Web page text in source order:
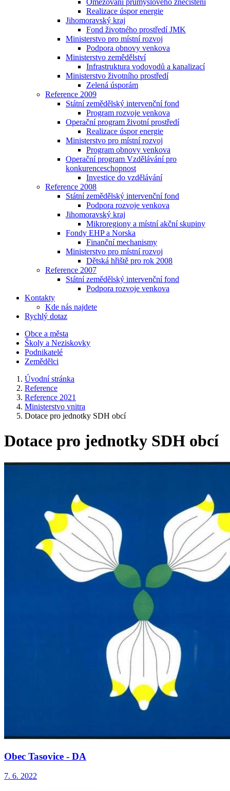
Omezování průmyslového znečištění
Realizace úspor energie
Jihomoravský kraj
Fond životného prostředí JMK
Ministerstvo pro místní rozvoj
Podpora obnovy venkova
Ministerstvo zemědělství
Infrastruktura vodovodů a kanalizací
Ministerstvo životního prostředí
Zelená úsporám
Reference 2009
Státní zemědělský intervenční fond
Program rozvoje venkova
Operační program životní prostředí
Realizace úspor energie
Ministerstvo pro místní rozvoj
Program obnovy venkova
Operační program Vzdělávání pro
konkurenceschopnost
Investice do vzdělávání
Reference 2008
Státní zemědělský intervenční fond
Podpora rozvoje venkova
Jihomoravský kraj
Mikroregiony a místní akční skupiny
Fondy EHP a Norska
Finanční mechanismy
Ministerstvo pro místní rozvoj
Dětská hřiště pro rok 2008
Reference 2007
Státní zemědělský intervenční fond
Podpora rozvoje venkova
Kontakty
Kde nás najdete
Rychlý dotaz
Obce a města
Školy a Neziskovky
Podnikatelé
Zemědělci
Úvodní stránka
Reference
Reference 2021
Ministerstvo vnitra
Dotace pro jednotky SDH obcí
Dotace pro jednotky SDH obcí
Obec Tasovice - DA
7. 6. 2022